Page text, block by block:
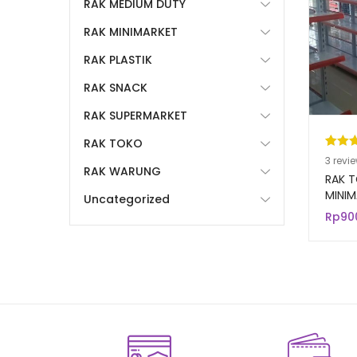
5.00
3
3
RAK
Rp
RAK MEDIUM DUTY
RAK MINIMARKET
RAK PLASTIK
RAK SNACK
RAK SUPERMARKET
RAK TOKO
RAK WARUNG
Uncategorized